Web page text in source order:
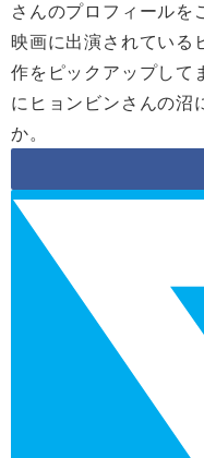
さんのプロフィールを
映画に出演されている
作をピックアップして
にヒョンビンさんの沼
か。